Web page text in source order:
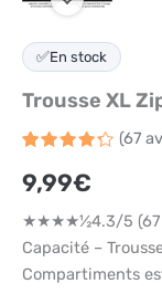
✅En stock
Trousse XL
4.3sur
5 basé
notations
client
(67
9,99€
★★★★½4.3/5 (67
Capacité –
Compartiments